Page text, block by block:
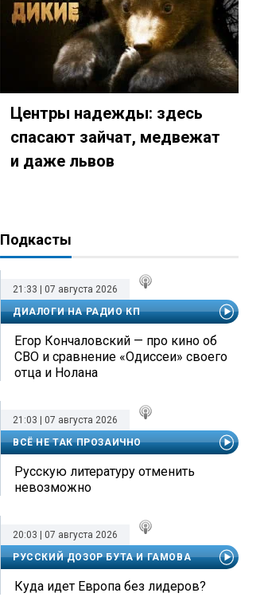
Центры надежды: здесь
спасают зайчат, медвежат
и даже львов
Подкасты
21:33 | 07 августа 2026
ДИАЛОГИ НА РАДИО КП
Егор Кончаловский — про кино об
СВО и сравнение «Одиссеи» своего
отца и Нолана
21:03 | 07 августа 2026
ВСЁ НЕ ТАК ПРОЗАИЧНО
Русскую литературу отменить
невозможно
20:03 | 07 августа 2026
РУССКИЙ ДОЗОР БУТА И ГАМОВА
Куда идет Европа без лидеров?